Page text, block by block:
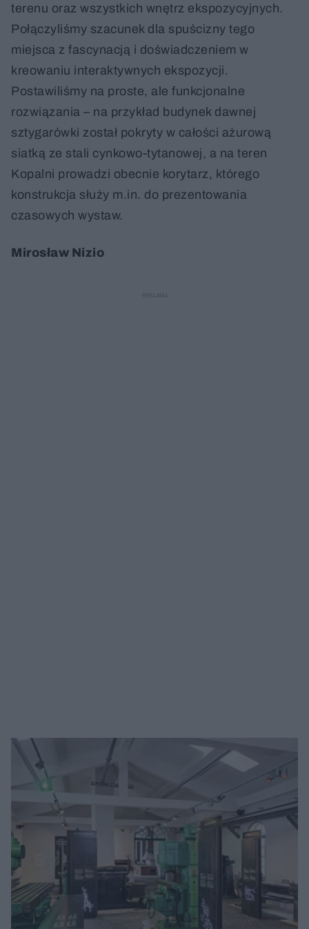
terenu oraz wszystkich wnętrz ekspozycyjnych.
Połączyliśmy szacunek dla spuścizny tego
miejsca z fascynacją i doświadczeniem w
kreowaniu interaktywnych ekspozycji.
Postawiliśmy na proste, ale funkcjonalne
rozwiązania – na przykład budynek dawnej
sztygarówki został pokryty w całości ażurową
siatką ze stali cynkowo-tytanowej, a na teren
Kopalni prowadzi obecnie korytarz, którego
konstrukcja służy m.in. do prezentowania
czasowych wystaw.
Mirosław Nizio